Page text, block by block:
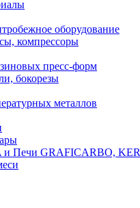
оборудование
компрессоры
пресс-форм
бокорезы
металлов
и Печи GRAFICARBO,